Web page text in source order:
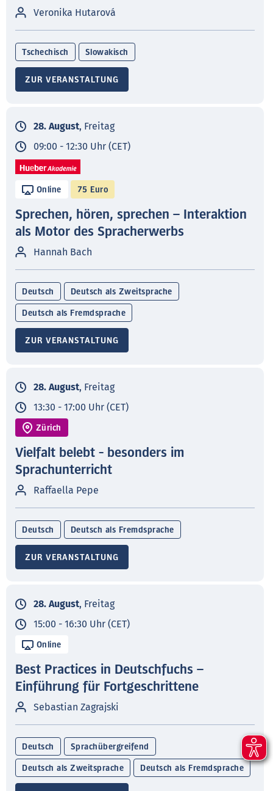
Veronika Hutarová
Tschechisch Slowakisch
ZUR VERANSTALTUNG
28. August, Freitag
09:00 - 12:30 Uhr (CET)
Online 75 Euro
Sprechen, hören, sprechen – Interaktion
als Motor des Spracherwerbs
Hannah Bach
Deutsch Deutsch als Zweitsprache
Deutsch als Fremdsprache
ZUR VERANSTALTUNG
28. August, Freitag
13:30 - 17:00 Uhr (CET)
Zürich
Vielfalt belebt - besonders im
Sprachunterricht
Raffaella Pepe
Deutsch Deutsch als Fremdsprache
ZUR VERANSTALTUNG
28. August, Freitag
15:00 - 16:30 Uhr (CET)
Online
Best Practices in Deutschfuchs –
Einführung für Fortgeschrittene
Sebastian Zagrajski
Deutsch Sprachübergreifend
Deutsch als Zweitsprache Deutsch als Fremdsprache